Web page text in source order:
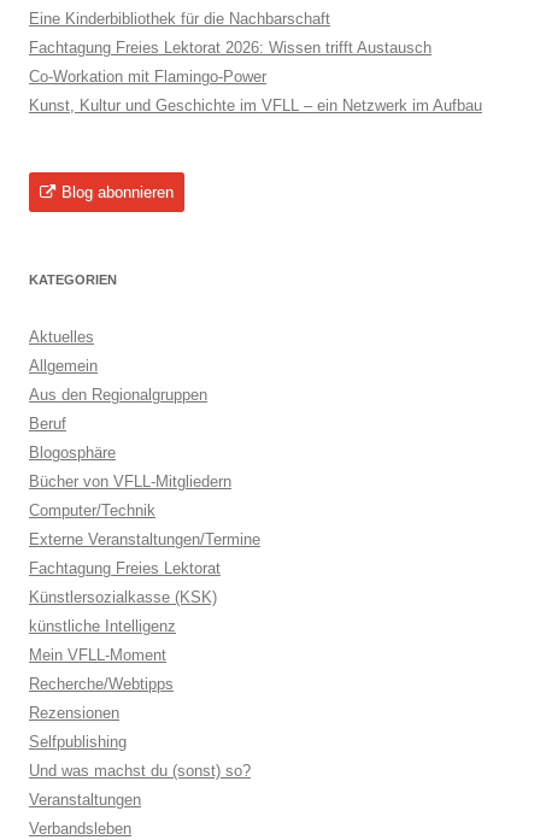
Eine Kinderbibliothek für die Nachbarschaft
Fachtagung Freies Lektorat 2026: Wissen trifft Austausch
Co-Workation mit Flamingo-Power
Kunst, Kultur und Geschichte im VFLL – ein Netzwerk im Aufbau
Blog abonnieren
KATEGORIEN
Aktuelles
Allgemein
Aus den Regionalgruppen
Beruf
Blogosphäre
Bücher von VFLL-Mitgliedern
Computer/Technik
Externe Veranstaltungen/Termine
Fachtagung Freies Lektorat
Künstlersozialkasse (KSK)
künstliche Intelligenz
Mein VFLL-Moment
Recherche/Webtipps
Rezensionen
Selfpublishing
Und was machst du (sonst) so?
Veranstaltungen
Verbandsleben